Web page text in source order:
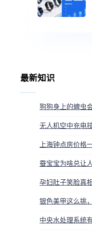
最新知识
无人机空中充电
上海钟点房价格
蚕宝宝为啥总让
孕妇肚子笑脸真
中央水处理系统